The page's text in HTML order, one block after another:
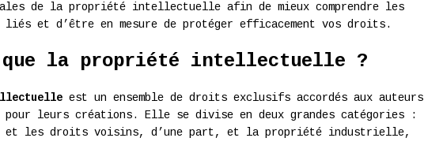
de la propriété intellectuelle afin de mieux comprendre les
et d’être en mesure de protéger efficacement vos droits.
que la propriété intellectuelle ?
est un ensemble de droits exclusifs accordés aux auteurs
pour leurs créations. Elle se divise en deux grandes catégories :
et les droits voisins, d’une part, et la propriété industrielle,